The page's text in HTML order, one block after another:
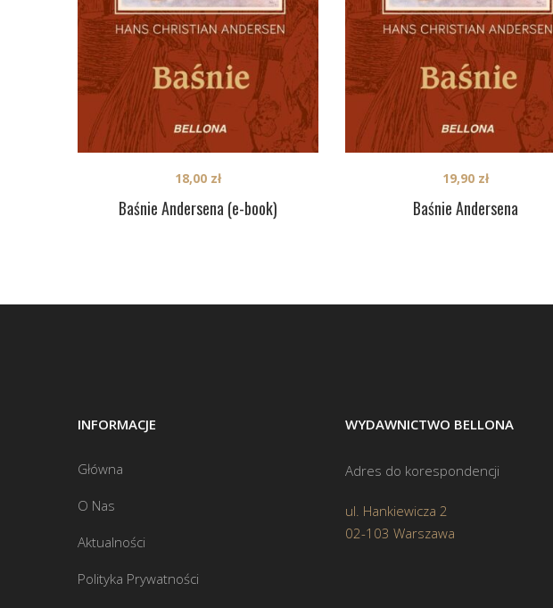
Baśnie Andersena (e-book)
18,00 zł
Baśnie Andersena
19,90 zł
INFORMACJE
Główna
O Nas
Aktualności
Polityka Prywatności
WYDAWNICTWO BELLONA
Adres do korespondencji
ul. Hankiewicza 2
02-103 Warszawa